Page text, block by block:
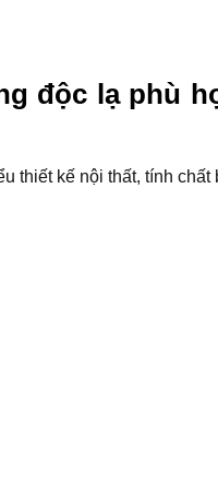
độc lạ phù
thiết kế nội thất, tính chất